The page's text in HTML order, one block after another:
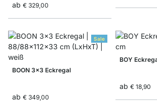
ab € 329,00
Sale
BOON 3x3 Eckregal
ab € 349,00
BOY
ab € 18,90